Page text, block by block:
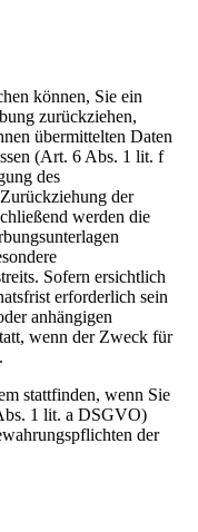
können, Sie ein
zurückziehen,
übermittelten Daten
(Art. 6 Abs. 1 lit. f
des
der
werden die
Sofern ersichtlich
erforderlich sein
anhängigen
wenn der Zweck für
stattfinden, wenn Sie
1 lit. a DSGVO)
der